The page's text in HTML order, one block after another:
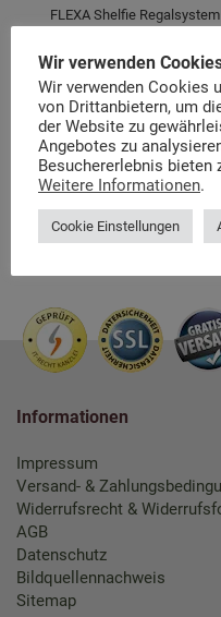
FLEXA Shelfie Regalsystem
FLEXA Cabby
FLEXA Schreibtische &
Matratzen, Roste, Bezüge
Stoffe, Bettwäsche, Zubehör
Restposten, B-Waren, E-
Informationen
Impressum
Versand- &
Widerrufsrecht &
AGB
Datenschutz
Bildquellennachweis
Sitemap
Wir verwenden
Wir verwenden Cookies
von Drittanbietern, um
der Website zu
Angebotes zu
Besuchererlebnis bieten
Weitere Informationen.
Cookie Einstellungen